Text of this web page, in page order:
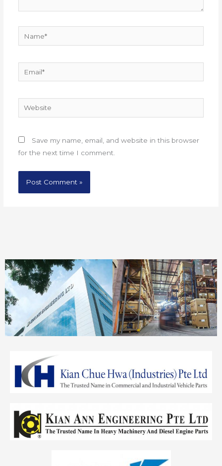
Website
Save my name, email, and website in this browser
for the next time I comment.